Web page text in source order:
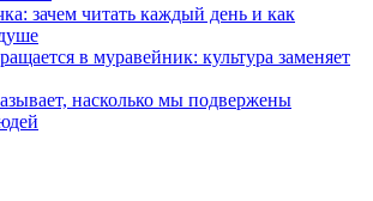
зачем читать каждый день и как
в муравейник: культура заменяет
насколько мы подвержены